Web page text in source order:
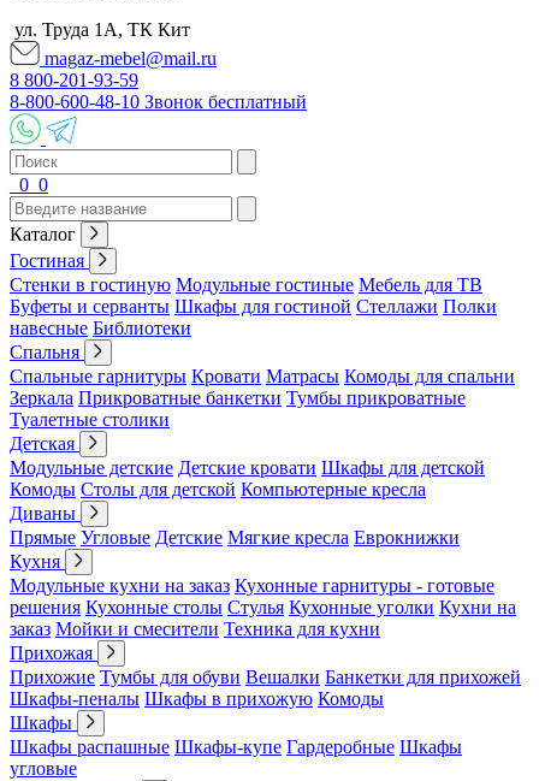
ул. Труда 1А, ТК Кит
magaz-mebel@mail.ru
8 800-201-93-59
8-800-600-48-10 Звонок бесплатный
0 0
Каталог
Гостиная
Стенки в гостиную Модульные гостиные Мебель для ТВ
Буфеты и серванты Шкафы для гостиной Стеллажи Полки
навесные Библиотеки
Спальня
Спальные гарнитуры Кровати Матрасы Комоды для спальни
Зеркала Прикроватные банкетки Тумбы прикроватные
Туалетные столики
Детская
Модульные детские Детские кровати Шкафы для детской
Комоды Столы для детской Компьютерные кресла
Диваны
Прямые Угловые Детские Мягкие кресла Еврокнижки
Кухня
Модульные кухни на заказ Кухонные гарнитуры - готовые
решения Кухонные столы Стулья Кухонные уголки Кухни на
заказ Мойки и смесители Техника для кухни
Прихожая
Прихожие Тумбы для обуви Вешалки Банкетки для прихожей
Шкафы-пеналы Шкафы в прихожую Комоды
Шкафы
Шкафы распашные Шкафы-купе Гардеробные Шкафы
угловые